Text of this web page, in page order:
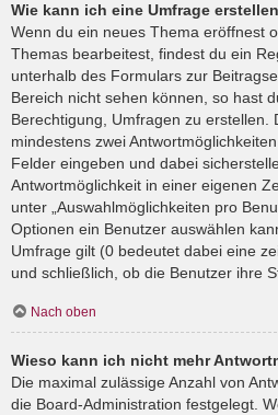
Wie kann ich eine Umfrage
Wenn du ein neues Thema eröffnest
Themas bearbeitest, findest du ein
unterhalb des Formulars zur
Bereich nicht sehen können, so hast
Berechtigung, Umfragen zu erstellen.
mindestens zwei
Felder eingeben und dabei
Antwortmöglichkeit in einer eigenen
unter „Auswahlmöglichkeiten pro
Optionen ein Benutzer auswählen
Umfrage gilt (0 bedeutet dabei eine
und schließlich, ob die Benutzer ihre
Nach oben
Wieso kann ich nicht mehr
Die maximal zulässige Anzahl von
die Board-Administration festgelegt.